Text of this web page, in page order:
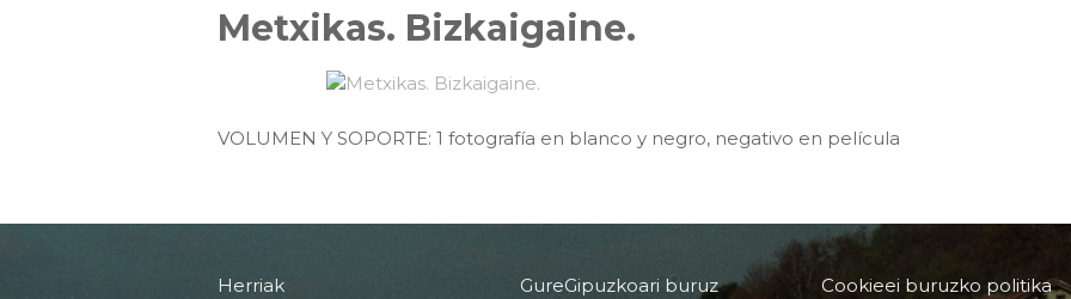
Metxikas. Bizkaigaine.
VOLUMEN Y SOPORTE: 1 fotografía en blanco y negro, negativo en película
Herriak
GureGipuzkoari buruz
Cookieei buruzko politika